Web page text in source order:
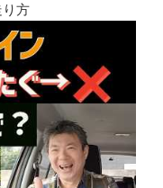
り方